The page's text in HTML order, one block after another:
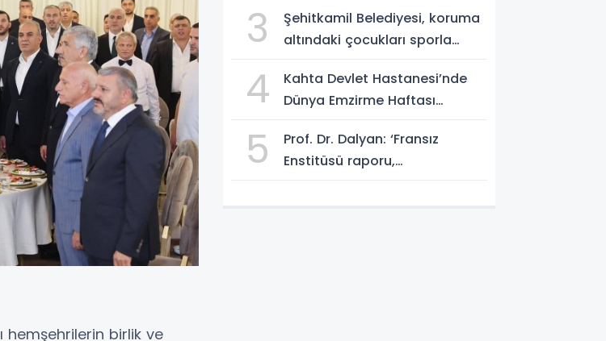
hemşehrilerin birlik ve
3
Şehitkamil Belediyesi, koruma
altındaki çocukları sporla
4
Kahta Devlet Hastanesi’nde
Dünya Emzirme Haftası
5
Prof. Dr. Dalyan: ‘Fransız
Enstitüsü raporu,